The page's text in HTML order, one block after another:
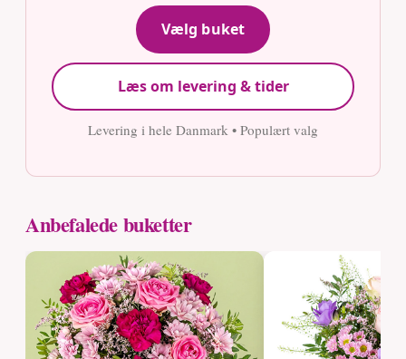
Vælg buket
Læs om levering & tider
Levering i hele Danmark • Populært valg
Anbefalede buketter